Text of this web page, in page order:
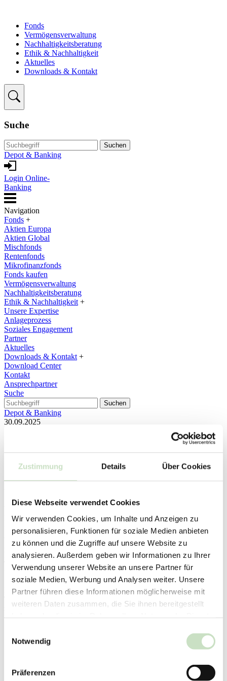
Zustimmung Details Über Cookies
Diese Webseite verwendet Cookies
Wir verwenden Cookies, um Inhalte und Anzeigen zu
personalisieren, Funktionen für soziale Medien anbieten
zu können und die Zugriffe auf unsere Website zu
analysieren. Außerdem geben wir Informationen zu Ihrer
Verwendung unserer Website an unsere Partner für
soziale Medien, Werbung und Analysen weiter. Unsere
Partner führen diese Informationen möglicherweise mit
weiteren Daten zusammen, die Sie ihnen bereitgestellt
Notwendig
Präferenzen
Fonds
Vermögensverwaltung
Nachhaltigkeitsberatung
Ethik & Nachhaltigkeit
Aktuelles
Downloads & Kontakt
Suche
Suchen
Depot & Banking
Login Online-
Banking
Navigation
Fonds +
Aktien Europa
Aktien Global
Mischfonds
Rentenfonds
Mikrofinanzfonds
Fonds kaufen
Vermögensverwaltung
Nachhaltigkeitsberatung
Ethik & Nachhaltigkeit +
Unsere Expertise
Anlageprozess
Soziales Engagement
Partner
Aktuelles
Downloads & Kontakt +
Download Center
Kontakt
Ansprechpartner
Suche
Suchen
Depot & Banking
30.09.2025
anmelden: "Die Macht von
Aktionären"
Einfluss nehmen. Wir erklären, wie AktionärInnen ökologische
und soziale Anliegen fördern können. Ein tolles Beispiel für
aktives Aktionärstum liefert Johanna Kadelbach, Studentin der
Alanus Hochschule. Als Teilnehmerin unserer Responsible
Finance Academy hat sie 2024 die Hauptversammlung von
TAG Immobilien besucht und dort eine Rede gehalten. Im
Webinar berichtet sie von ihren Erfahrungen.
Auf Hauptversammlungen von
Aktiengesellschaften können
Diese beiden
Termine stehen
zur Auswahl:
08.10.2025